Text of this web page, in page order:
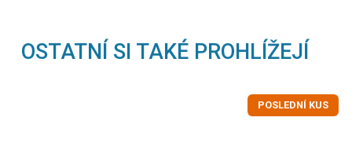
OSTATNÍ SI TAKÉ PROHLÍŽEJÍ
POSLEDNÍ KUS